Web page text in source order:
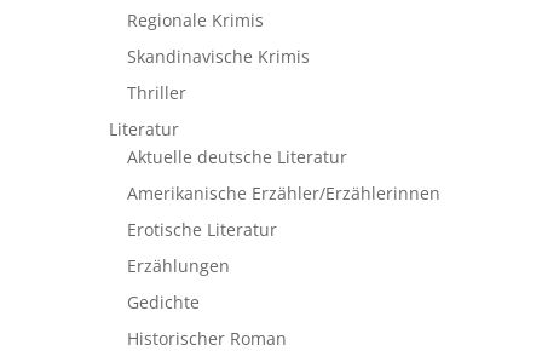
Regionale Krimis
Skandinavische Krimis
Thriller
Literatur
Aktuelle deutsche Literatur
Amerikanische Erzähler/Erzählerinnen
Erotische Literatur
Erzählungen
Gedichte
Historischer Roman